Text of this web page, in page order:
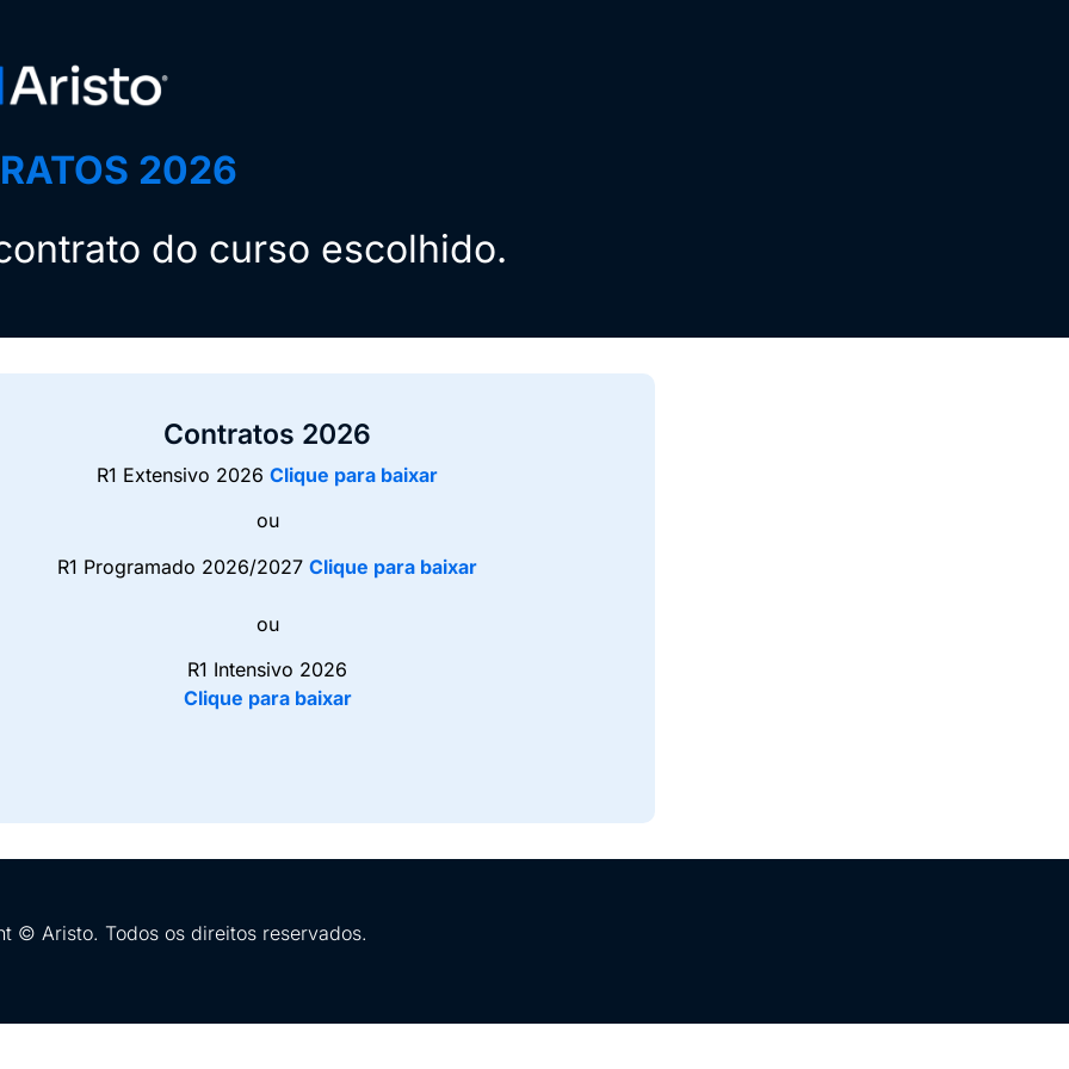
2026
do curso escolhido.
Contratos 2026
R1 Extensivo 2026 Clique para baixar
ou
R1 Programado 2026/2027 Clique para baixar
ou
R1 Intensivo 2026
Clique para baixar
© Aristo. Todos os direitos reservados.